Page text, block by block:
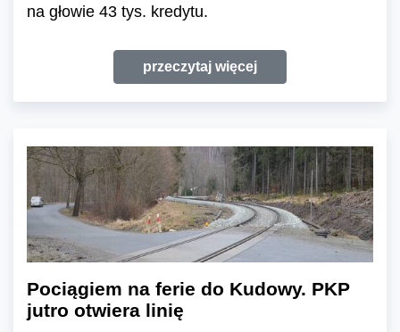
na głowie 43 tys. kredytu.
przeczytaj więcej
Pociągiem na ferie do Kudowy. PKP
jutro otwiera linię